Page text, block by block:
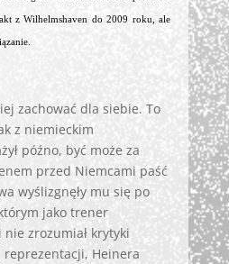
z Wilhelmshaven do 2009 roku, ale
zachować dla siebie. To
z niemieckim
późno, być może za
przed Niemcami paść
wyślizgnęły mu się po
jako trener
zrozumiał krytyki
Heinera